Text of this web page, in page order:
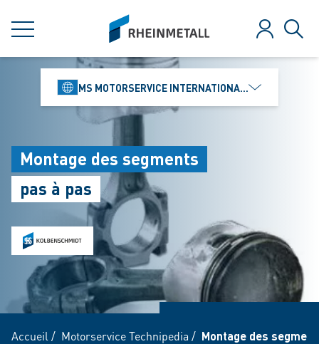
MENU
siteLogo
Se
MS MOTORSERVICE INTERNATIONAL GMBH
Montage des segments
pas à pas
Accueil / Motorservice Technipedia / Montage des